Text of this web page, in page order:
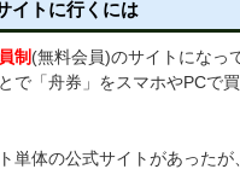
イトに行くには
制(無料会員)のサイトになっ
で「舟券」をスマホやPCで
単体の公式サイトがあったが